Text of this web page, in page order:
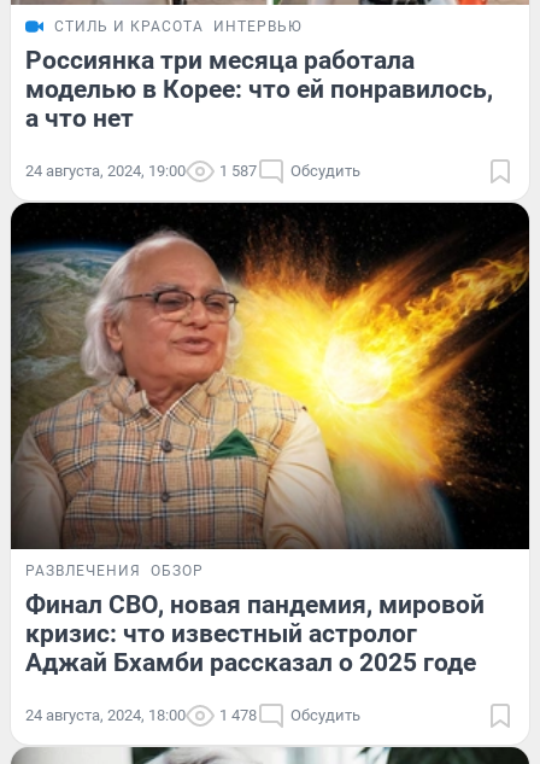
СТИЛЬ И КРАСОТА ИНТЕРВЬЮ
Россиянка три месяца работала
моделью в Корее: что ей понравилось,
а что нет
24 августа, 2024, 19:00 1 587 Обсудить
РАЗВЛЕЧЕНИЯ ОБЗОР
Финал СВО, новая пандемия, мировой
кризис: что известный астролог
Аджай Бхамби рассказал о 2025 годе
24 августа, 2024, 18:00 1 478 Обсудить